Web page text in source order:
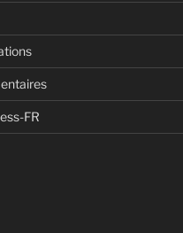
FR